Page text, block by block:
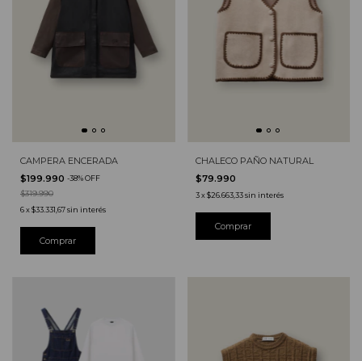
CAMPERA ENCERADA
$199.990 -38%OFF
$319.990
6x$33.331,67sin interés
CHALECO PAÑO NATURAL
$79.990
3 x$26.663,33 sin interés